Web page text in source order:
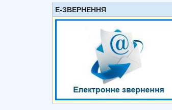
Е-ЗВЕРНЕННЯ